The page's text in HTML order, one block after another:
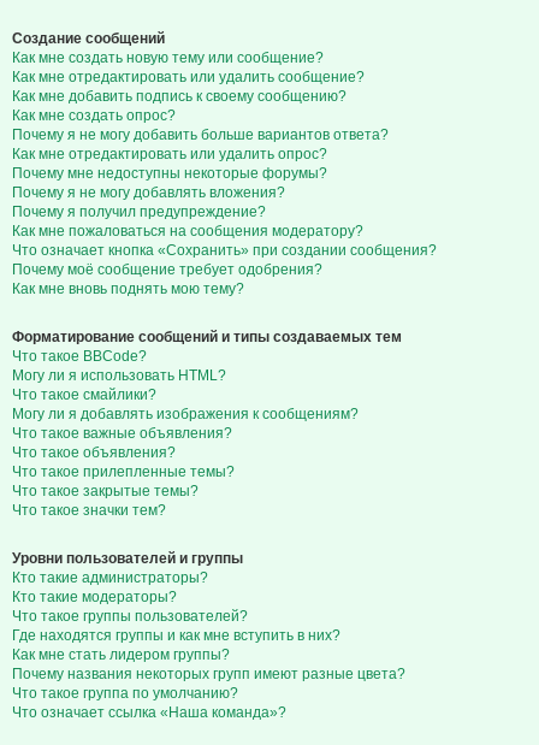
Создание сообщений
Как мне создать новую тему или сообщение?
Как мне отредактировать или удалить сообщение?
Как мне добавить подпись к своему сообщению?
Как мне создать опрос?
Почему я не могу добавить больше вариантов ответа?
Как мне отредактировать или удалить опрос?
Почему мне недоступны некоторые форумы?
Почему я не могу добавлять вложения?
Почему я получил предупреждение?
Как мне пожаловаться на сообщения модератору?
Что означает кнопка «Сохранить» при создании сообщения?
Почему моё сообщение требует одобрения?
Как мне вновь поднять мою тему?
Форматирование сообщений и типы создаваемых тем
Что такое BBCode?
Могу ли я использовать HTML?
Что такое смайлики?
Могу ли я добавлять изображения к сообщениям?
Что такое важные объявления?
Что такое объявления?
Что такое прилепленные темы?
Что такое закрытые темы?
Что такое значки тем?
Уровни пользователей и группы
Кто такие администраторы?
Кто такие модераторы?
Что такое группы пользователей?
Где находятся группы и как мне вступить в них?
Как мне стать лидером группы?
Почему названия некоторых групп имеют разные цвета?
Что такое группа по умолчанию?
Что означает ссылка «Наша команда»?